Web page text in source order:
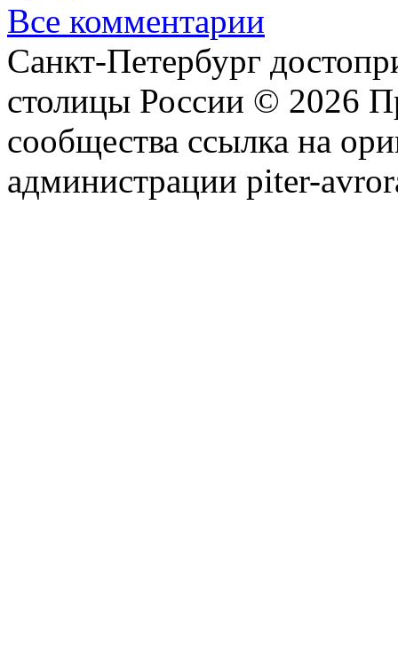
Все комментарии
Санкт-Петербург
столицы России © 2026
сообщества ссылка на
администрации piter-